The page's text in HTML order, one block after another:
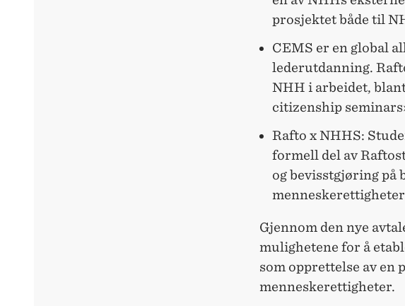
prosjektet både til
CEMS er en global
lederutdanning.
NHH i arbeidet,
citizenship
Rafto x NHHS:
formell del av
og bevisstgjøring
Gjennom den nye
mulighetene for å
som opprettelse av
menneskerettigheter.